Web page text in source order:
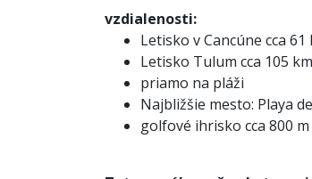
vzdialenosti:
Letisko v Cancúne cca 61
Letisko Tulum cca 105 km
priamo na pláži
Najbližšie mesto: Playa
golfové ihrisko cca 800 m